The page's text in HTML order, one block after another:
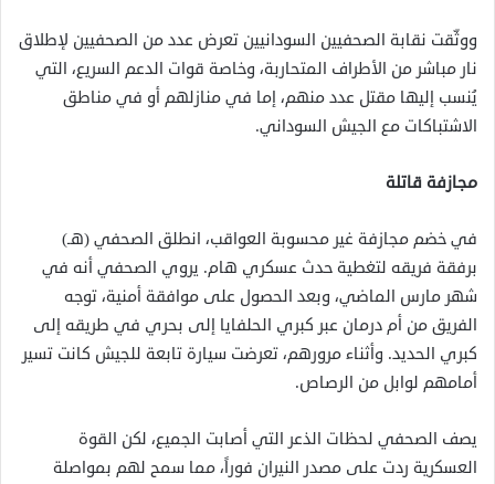
ووثّقت نقابة الصحفيين السودانيين تعرض عدد من الصحفيين لإطلاق
نار مباشر من الأطراف المتحاربة، وخاصة قوات الدعم السريع، التي
يُنسب إليها مقتل عدد منهم، إما في منازلهم أو في مناطق
الاشتباكات مع الجيش السوداني.
مجازفة قاتلة
في خضم مجازفة غير محسوبة العواقب، انطلق الصحفي (هـ)
برفقة فريقه لتغطية حدث عسكري هام. يروي الصحفي أنه في
شهر مارس الماضي، وبعد الحصول على موافقة أمنية، توجه
الفريق من أم درمان عبر كبري الحلفايا إلى بحري في طريقه إلى
كبري الحديد. وأثناء مرورهم، تعرضت سيارة تابعة للجيش كانت تسير
أمامهم لوابل من الرصاص.
يصف الصحفي لحظات الذعر التي أصابت الجميع، لكن القوة
العسكرية ردت على مصدر النيران فوراً، مما سمح لهم بمواصلة